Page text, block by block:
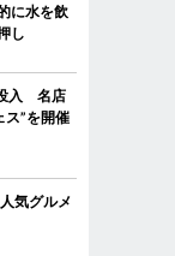
に水を飲
し
入 名店
ス”を開催
気グルメ